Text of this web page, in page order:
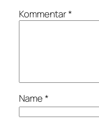
Kommentar*
Name*